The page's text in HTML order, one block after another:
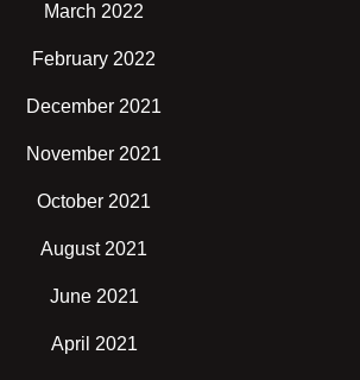
March 2022
February 2022
December 2021
November 2021
October 2021
August 2021
June 2021
April 2021